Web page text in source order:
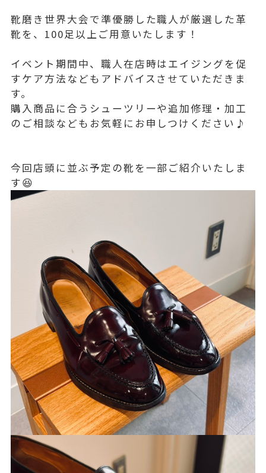
靴磨き世界大会で準優勝した職人が厳選した革
靴を、100足以上ご用意いたします！
イベント期間中、職人在店時はエイジングを促
すケア方法などもアドバイスさせていただきま
す。
購入商品に合うシューツリーや追加修理・加工
のご相談などもお気軽にお申しつけください♪
今回店頭に並ぶ予定の靴を一部ご紹介いたしま
す😆